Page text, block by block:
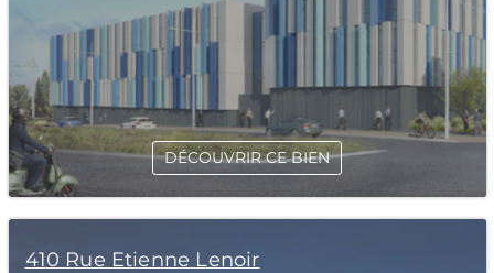
DÉCOUVRIR CE BIEN
410 Rue Etienne Lenoir